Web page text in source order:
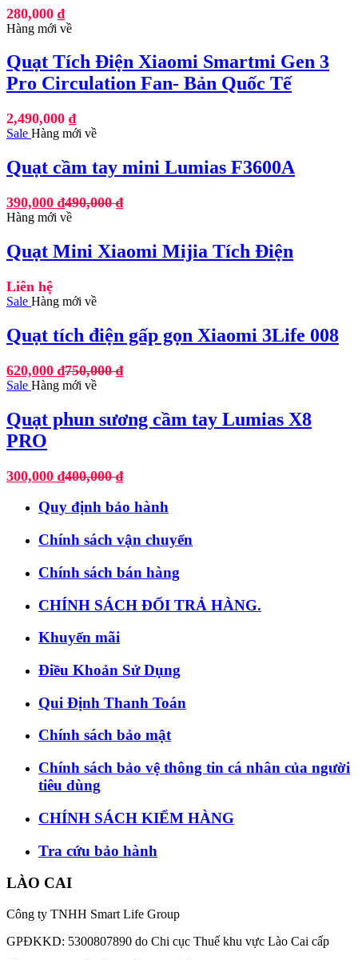
280,000 ₫
Hàng mới về
Quạt Tích Điện Xiaomi Smartmi Gen 3
Pro Circulation Fan- Bản Quốc Tế
2,490,000 ₫
Sale Hàng mới về
Quạt cầm tay mini Lumias F3600A
390,000 ₫490,000₫
Hàng mới về
Quạt Mini Xiaomi Mijia Tích Điện
Liên hệ
Sale Hàng mới về
Quạt tích điện gấp gọn Xiaomi 3Life 008
620,000 ₫750,000₫
Sale Hàng mới về
Quạt phun sương cầm tay Lumias X8
PRO
300,000 ₫400,000₫
Quy định bảo hành
Chính sách vận chuyển
Chính sách bán hàng
CHÍNH SÁCH ĐỔI TRẢ HÀNG.
Khuyến mãi
Điều Khoản Sử Dụng
Qui Định Thanh Toán
Chính sách bảo mật
Chính sách bảo vệ thông tin cá nhân của người
tiêu dùng
CHÍNH SÁCH KIỂM HÀNG
Tra cứu bảo hành
LÀO CAI
Công ty TNHH Smart Life Group
GPĐKKD: 5300807890 do Chi cục Thuế khu vực Lào Cai cấp